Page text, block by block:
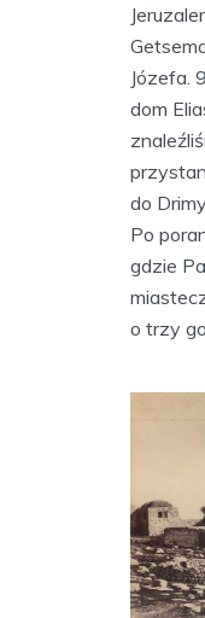
Józefa.
dom
do
Po
gdzie
o trzy